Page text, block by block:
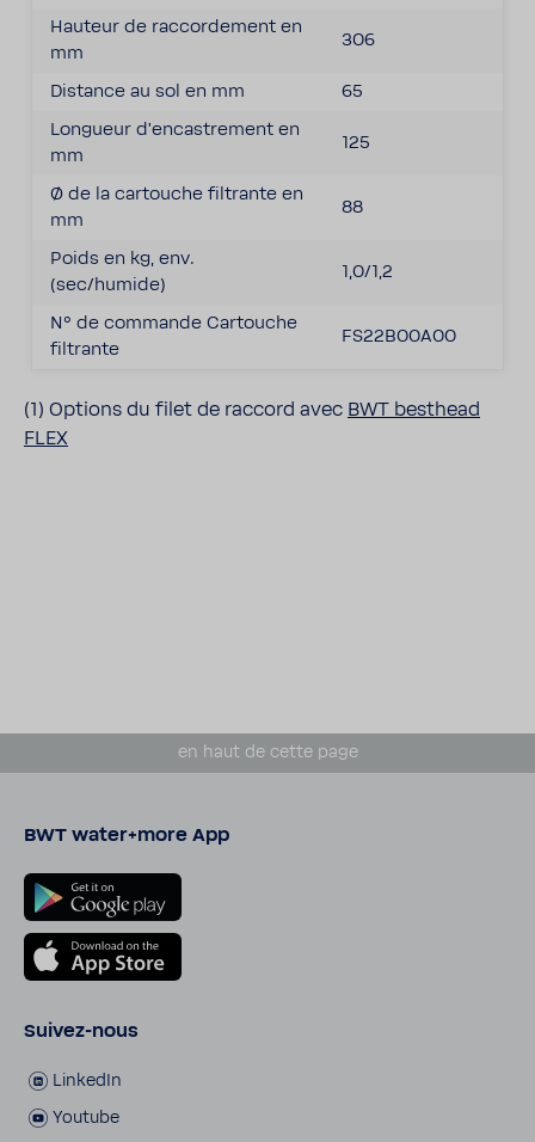
Hauteur de raccor­de­ment en
mm
306
Distance au sol en mm
65
Longueur d'en­cas­tre­ment en
mm
125
Ø de la cartouche filtrante en
mm
88
Poids en kg, env.
(sec/humide)
1,0/1,2
N° de commande Cartouche
filtrante
FS22B00A00
(1) Options du filet de raccord avec BWT besthead
FLEX
en haut de cette page
BWT water+more App
Suivez-​nous
LinkedIn
Youtube